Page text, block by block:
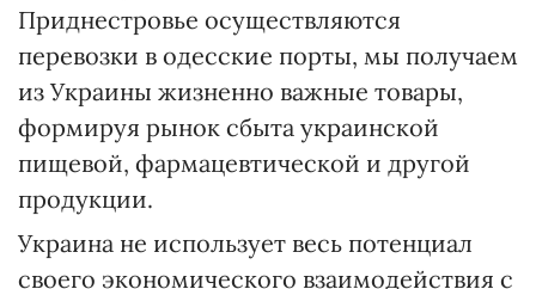
Приднестровье осуществляются
перевозки в одесские порты, мы получаем
из Украины жизненно важные товары,
формируя рынок сбыта украинской
пищевой, фармацевтической и другой
продукции.
Украина не использует весь потенциал
своего экономического взаимодействия с